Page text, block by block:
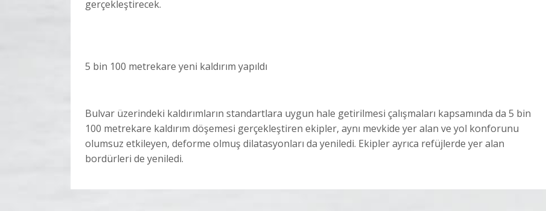
gerçekleştirecek.
5 bin 100 metrekare yeni kaldırım yapıldı
Bulvar üzerindeki kaldırımların standartlara uygun hale getirilmesi çalışmaları kapsamında da 5 bin
100 metrekare kaldırım döşemesi gerçekleştiren ekipler, aynı mevkide yer alan ve yol konforunu
olumsuz etkileyen, deforme olmuş dilatasyonları da yeniledi. Ekipler ayrıca refüjlerde yer alan
bordürleri de yeniledi.